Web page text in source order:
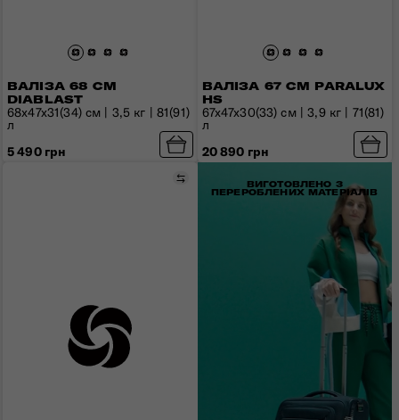
ВАЛІЗА 68 СМ
DIABLAST
68x47x31(34) см | 3,5 кг | 81(91)
л
5 490 грн
ВАЛІЗА 67 СМ PARALUX
HS
67x47x30(33) см | 3,9 кг | 71(81)
л
20 890 грн
Порівняти
ВИГОТОВЛЕНО З
ПЕРЕРОБЛЕНИХ МАТЕРІАЛІВ